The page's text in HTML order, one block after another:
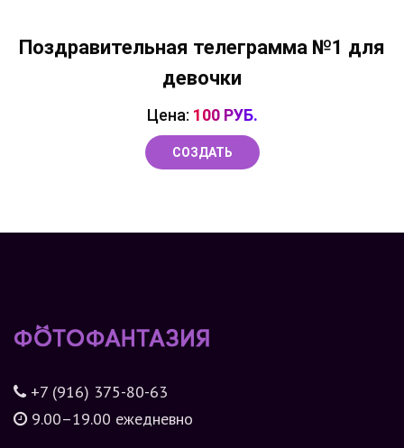
Поздравительная телеграмма №1 для
девочки
Цена: 100 РУБ.
СОЗДАТЬ
+7 (916) 375-80-63
9.00–19.00 ежедневно